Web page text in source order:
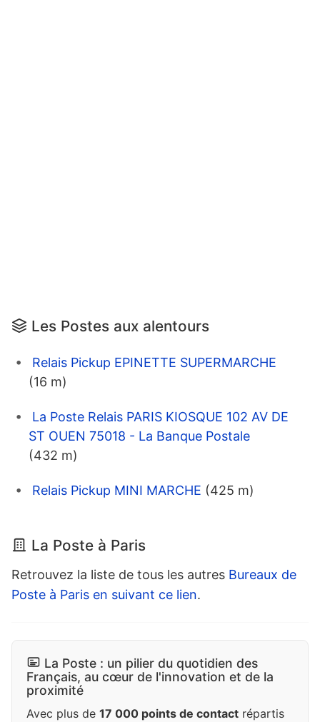
Les Postes aux alentours
Relais Pickup EPINETTE SUPERMARCHE
(16 m)
La Poste Relais PARIS KIOSQUE 102 AV DE
ST OUEN 75018 - La Banque Postale
(432 m)
Relais Pickup MINI MARCHE (425 m)
La Poste à Paris
Retrouvez la liste de tous les autres Bureaux de
Poste à Paris en suivant ce lien.
La Poste : un pilier du quotidien des
Français, au cœur de l'innovation et de la
proximité
Avec plus de 17 000 points de contact répartis